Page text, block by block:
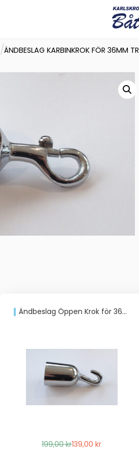
/ÄNDBESLAG KARBINKROK FÖR 36MM
Ändbeslag Öppen Krok för 36mm trappräckslina
199,00krDet
139,00kr
Det